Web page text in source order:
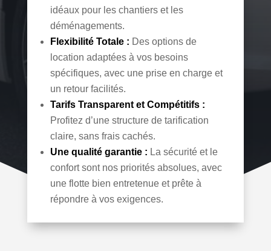
idéaux pour les chantiers et les
déménagements.
Flexibilité Totale : Des options de
location adaptées à vos besoins
spécifiques, avec une prise en charge et
un retour facilités.
Tarifs Transparent et Compétitifs :
Profitez d’une structure de tarification
claire, sans frais cachés.
Une qualité garantie : La sécurité et le
confort sont nos priorités absolues, avec
une flotte bien entretenue et prête à
répondre à vos exigences.